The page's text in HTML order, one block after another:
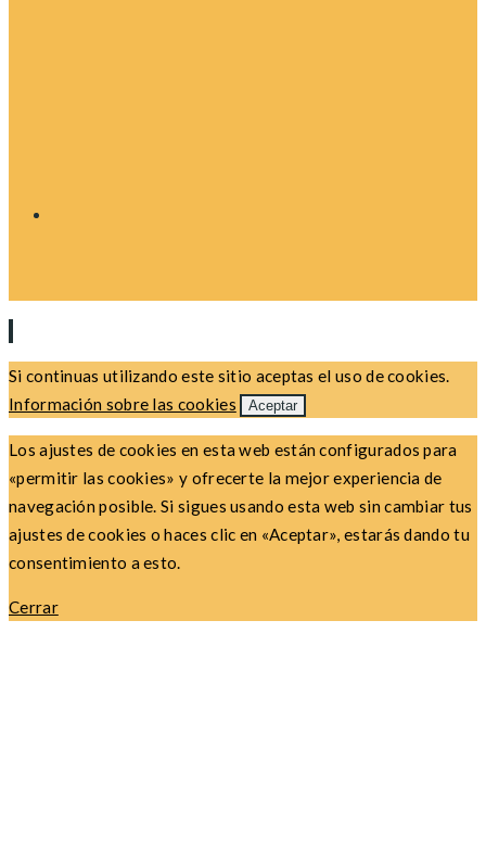
Si continuas utilizando este sitio aceptas el uso de cookies.
Información sobre las cookies
Aceptar
Los ajustes de cookies en esta web están configurados para
«permitir las cookies» y ofrecerte la mejor experiencia de
navegación posible. Si sigues usando esta web sin cambiar tus
ajustes de cookies o haces clic en «Aceptar», estarás dando tu
consentimiento a esto.
Cerrar